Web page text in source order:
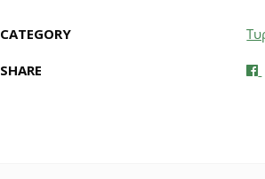
CATEGORY
SHARE